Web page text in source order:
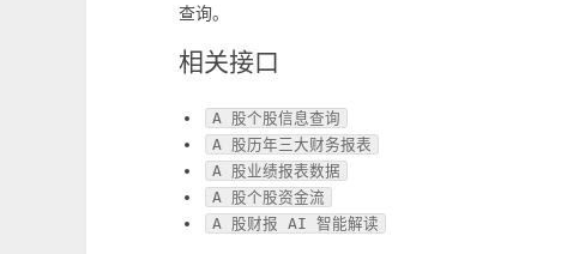
查询。
相关接口
A 股个股信息查询
A 股历年三大财务报表
A 股业绩报表数据
A 股个股资金流
A 股财报 AI 智能解读